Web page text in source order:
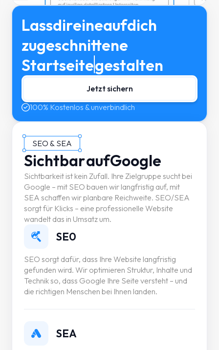
Lassdireineaufdich
zugeschnit­tene
Startseitegestalten
Jetzt sichern
100% Kostenlos & unverbindlich
SEO & SEA
SichtbaraufGoogle
Sichtbarkeit ist kein Zufall. Ihre Zielgruppe sucht bei
Google – mit SEO bauen wir langfristig auf, mit
SEA schaffen wir planbare Reichweite. SEO/SEA
sorgt für Klicks – eine professionelle Website
wandelt das in Umsatz um.
SE0
SEO sorgt dafür, dass Ihre Website langfristig
gefunden wird. Wir optimieren Struktur, Inhalte und
Technik so, dass Google Ihre Seite versteht – und
die richtigen Menschen bei Ihnen landen.
SEA